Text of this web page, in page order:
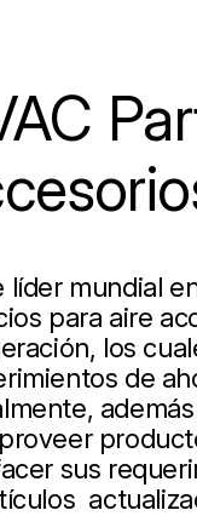
líder mundial
para aire
los
de
sus